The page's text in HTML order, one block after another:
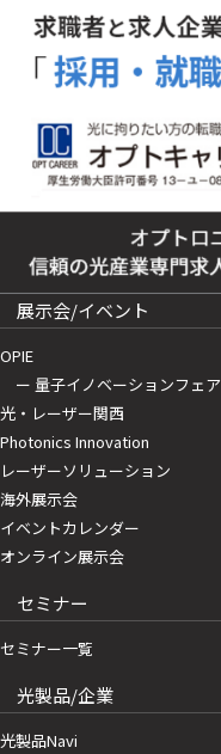
展示会/イベント
OPIE
ー 量子イノベーションフェア
光・レーザー関西
Photonics Innovation
レーザーソリューション
海外展示会
イベントカレンダー
オンライン展示会
セミナー
セミナー一覧
光製品/企業
光製品Navi